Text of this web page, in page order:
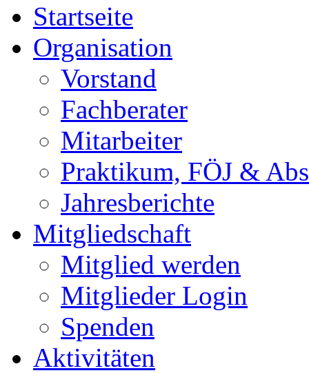
Startseite
Organisation
Vorstand
Fachberater
Mitarbeiter
Praktikum, FÖJ &
Jahresberichte
Mitgliedschaft
Mitglied werden
Mitglieder Login
Spenden
Aktivitäten